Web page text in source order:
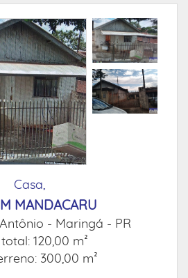
Casa,
MANDACARU
- Maringá - PR
120,00 m²
300,00 m²